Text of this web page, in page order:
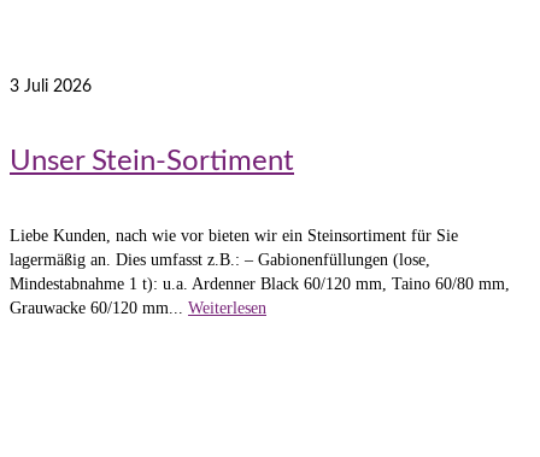
3 Juli 2026
Unser Stein-Sortiment
Liebe Kunden, nach wie vor bieten wir ein Steinsortiment für Sie
lagermäßig an. Dies umfasst z.B.: – Gabionenfüllungen (lose,
Mindestabnahme 1 t): u.a. Ardenner Black 60/120 mm, Taino 60/80 mm,
Grauwacke 60/120 mm... Weiterlesen